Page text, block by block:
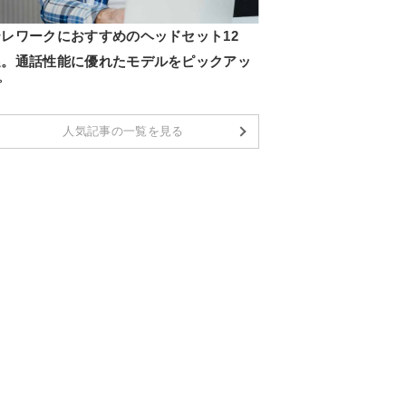
ワークにおすすめのヘッドセット12
通話性能に優れたモデルをピックアッ
人気記事の一覧を見る